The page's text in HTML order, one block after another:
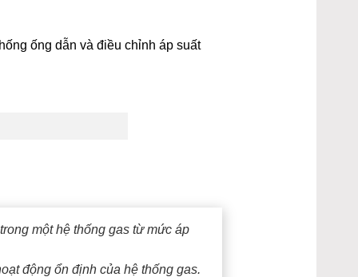
ống dẫn và điều chỉnh áp suất
một hệ thống gas từ mức áp
động ổn định của hệ thống gas.